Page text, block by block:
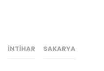
INTIHAR SAKARYA